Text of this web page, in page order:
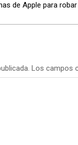
de Apple para
Los campos